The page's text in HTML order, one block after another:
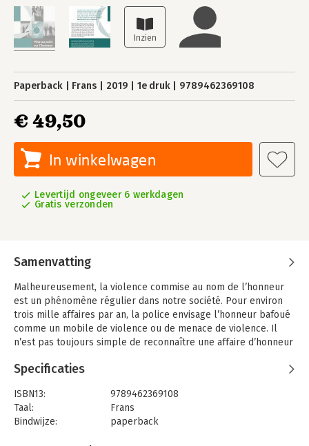
Paperback Frans 2019 1e druk 9789462369108
€ 49,50
In winkelwagen
Levertijd ongeveer 6 werkdagen
Gratis verzonden
Samenvatting
Malheureusement, la violence commise au nom de l’honneur
est un phénomène régulier dans notre société. Pour environ
trois mille affaires par an, la police envisage l’honneur bafoué
comme un mobile de violence ou de menace de violence. Il
n’est pas toujours simple de reconnaître une affaire d’honneur
formes variées, allant de la menace au meurtre. En outre, ces
de leur parcours de vie. Sans oublier que les hommes comme
les femmes sont susceptibles de remplir le rôle de victime
tout autant que celui de suspect.
Specificaties
ISBN13:
9789462369108
Taal:
Frans
Bindwijze:
paperback